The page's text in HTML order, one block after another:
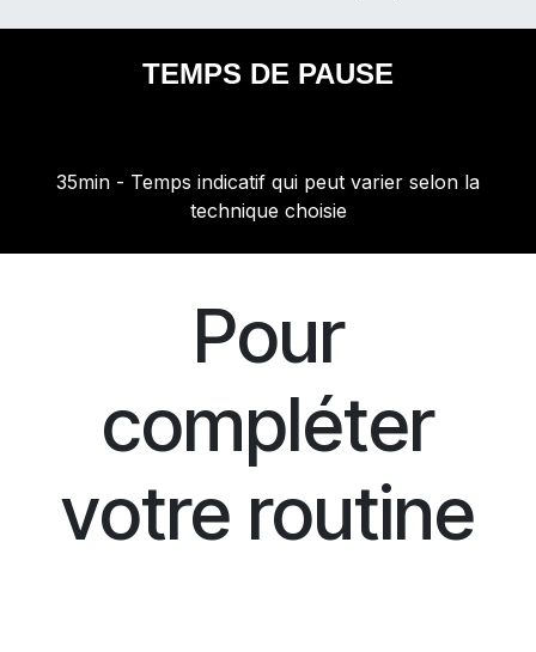
TEMPS DE PAUSE
35min - Temps indicatif qui peut varier selon la
technique choisie
Pour
compléter
votre routine